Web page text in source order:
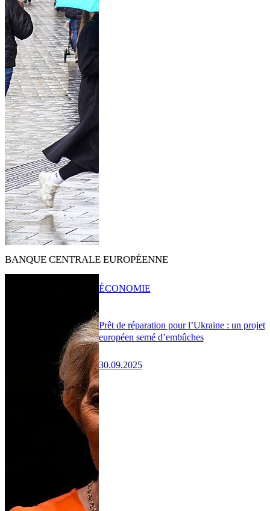
BANQUE CENTRALE EUROPÉENNE
Prêt de réparation pour l’Ukraine : un projet
européen semé d’embûches
30.09.2025
ÉCONOMIE